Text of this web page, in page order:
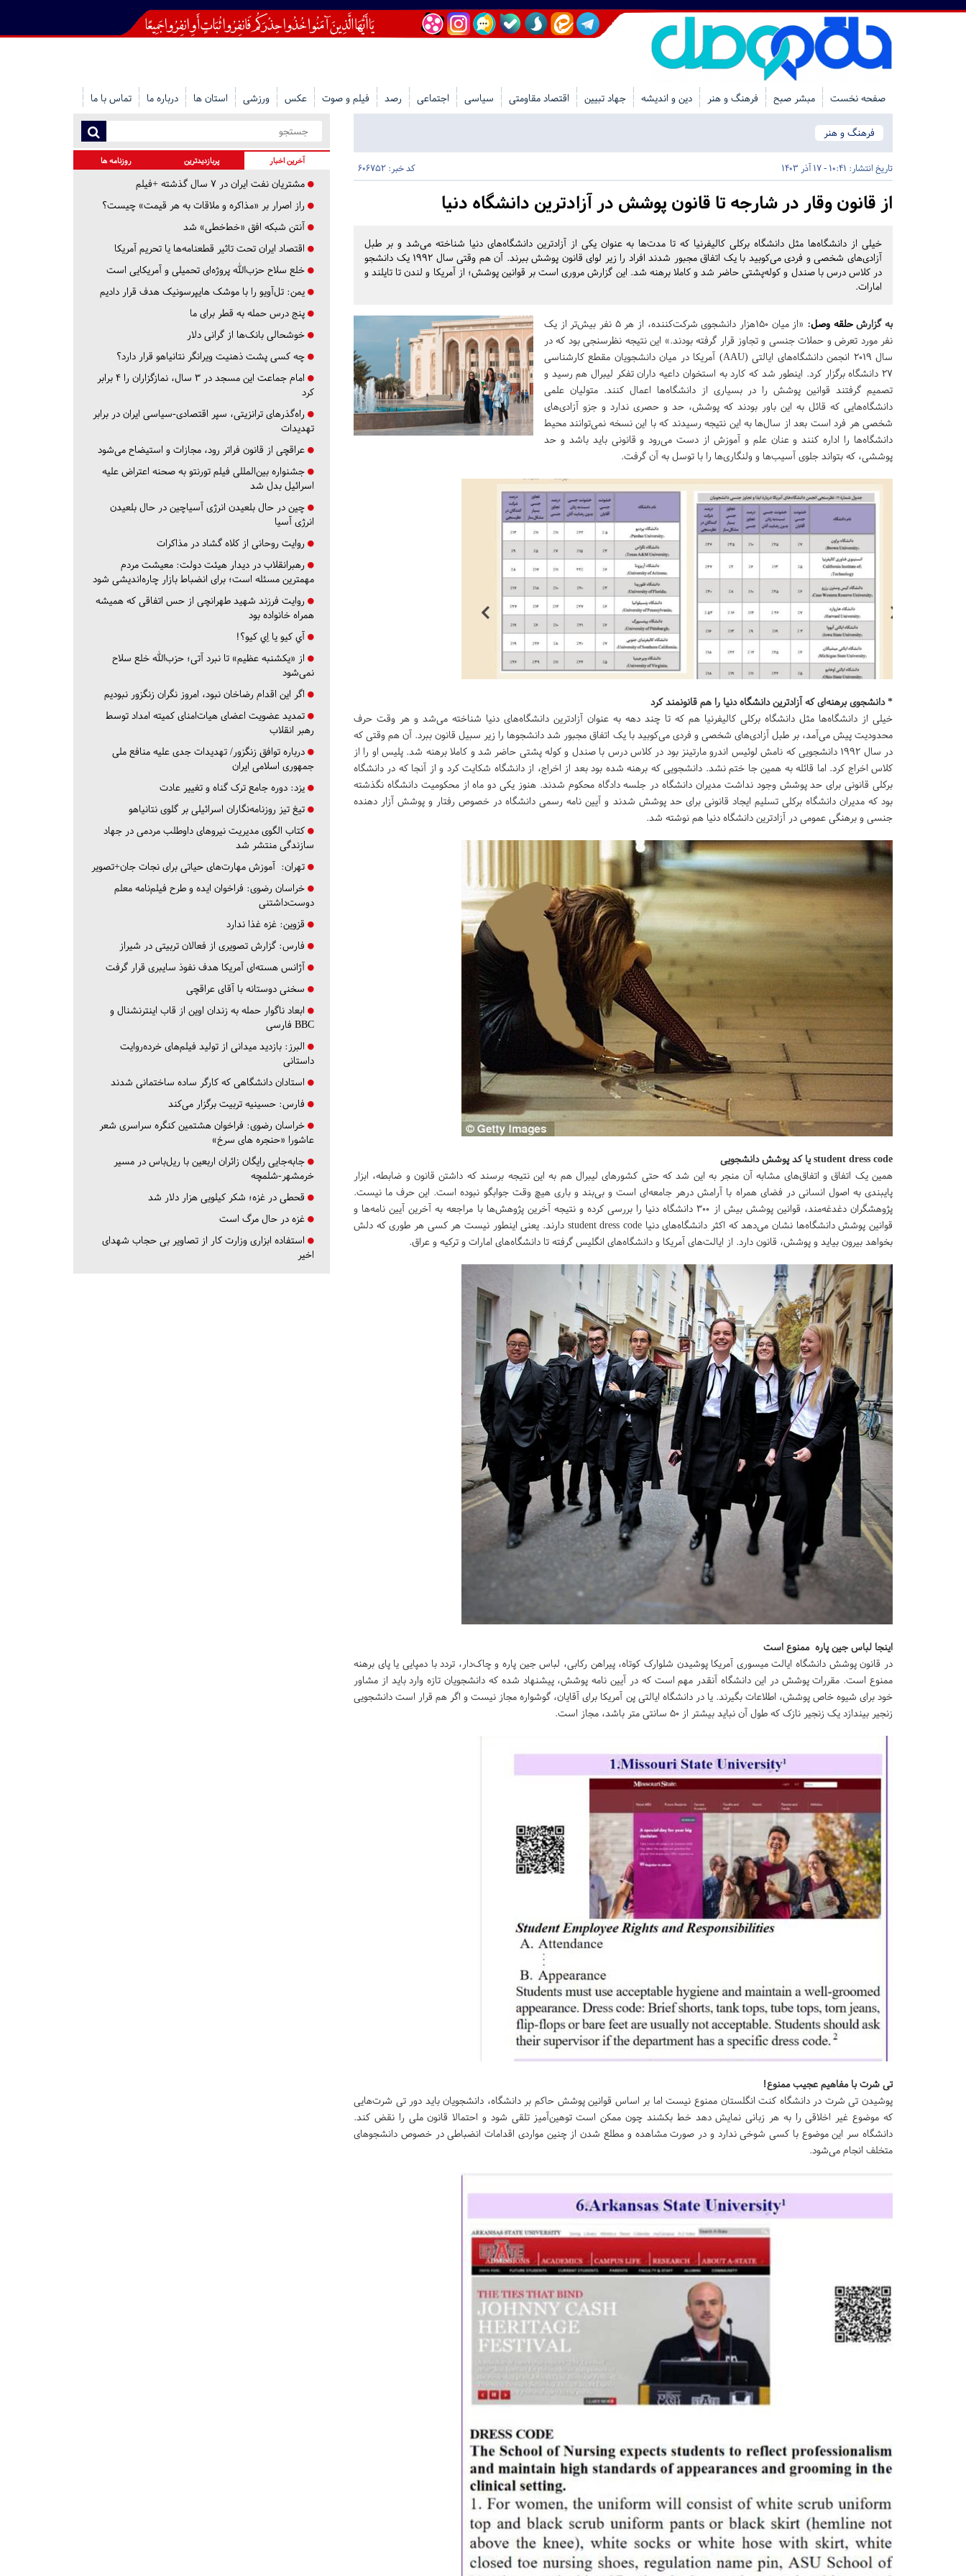
صفحه نخست مبشر صبح فرهنگ و هنر دین و اندیشه جهاد تبیین اقتصاد مقاومتی سیاسی اجتماعی رصد فیلم و صوت عکس ورزشی استان ها درباره ما تماس با ما
فرهنگ و هنر
تاریخ انتشار: 10:41 - 17 آذر 1403 کد خبر: 606752
از قانون وقار در شارجه تا قانون پوشش در آزادترین دانشگاه دنیا
خیلی از دانشگاه‌ها مثل دانشگاه برکلی کالیفرنیا که تا مدت‌ها به عنوان یکی از آزادترین دانشگاه‌های دنیا شناخته می‌شد و بر طبل
آزادی‌های شخصی و فردی می‌کوبید با یک اتفاق مجبور شدند افراد را زیر لوای قانون پوشش ببرند. آن هم وقتی سال ۱۹۹۲ یک دانشجو
در کلاس درس با صندل و کوله‌پشتی حاضر شد و کاملا برهنه شد. این گزارش مروری است بر قوانین پوشش؛ از آمریکا و لندن تا تایلند و
امارات.
به گزارشحلقه وصل:
«از میان 150هزار دانشجوی شرکت‌کننده، از هر 5 نفر بیش‌تر از یک
نفر مورد تعرض و حملات جنسی و تجاوز قرار گرفته بودند.» این نتیجه نظرسنجی بود که در
سال 2019 انجمن دانشگاه‌های ایالتی (AAU) آمریکا در میان دانشجویان مقطع کارشناسی
27 دانشگاه برگزار کرد. اینطور شد که کارد به استخوان داعیه داران تفکر لیبرال هم رسید و
تصمیم گرفتند قوانین پوشش را در بسیاری از دانشگاه‌ها اعمال کنند. متولیان علمی
دانشگاه‌هایی که قائل به این باور بودند که پوشش، حد و حصری ندارد و جزو آزادی‌های
شخصی هر فرد است بعد از سال‌ها به این نتیجه رسیدند که با این نسخه نمی‌توانند محیط
دانشگاه‌ها را اداره کنند و عنان علم و آموزش از دست می‌رود و قانونی باید باشد و حد
پوششی، که بتواند جلوی آسیب‌ها و ولنگاری‌ها را با توسل به آن گرفت.
* دانشجوی برهنه‌ای که آزادترین دانشگاه دنیا را هم قانونمند کرد
خیلی از دانشگاه‌ها مثل دانشگاه برکلی کالیفرنیا هم که تا چند دهه به عنوان آزادترین دانشگاه‌های دنیا شناخته می‌شد و هر وقت حرف
محدودیت پیش می‌آمد، بر طبل آزادی‌های شخصی و فردی می‌کوبید با یک اتفاق مجبور شد دانشجوها را زیر سبیل قانون ببرد. آن هم وقتی که
در سال 1992 دانشجویی که نامش لوئیس اندرو مارتینز بود در کلاس درس با صندل و کوله پشتی حاضر شد و کاملا برهنه شد. پلیس او را از
کلاس اخراج کرد. اما قائله به همین جا ختم نشد. دانشجویی که برهنه شده بود بعد از اخراج، از دانشگاه شکایت کرد و از آنجا که در دانشگاه
برکلی قانونی برای حد پوشش وجود نداشت مدیران دانشگاه در جلسه دادگاه محکوم شدند. هنوز یکی دو ماه از محکومیت دانشگاه نگذشته
بود که مدیران دانشگاه برکلی تسلیم ایجاد قانونی برای حد پوشش شدند و آیین نامه رسمی دانشگاه در خصوص رفتار و پوشش آزار دهنده
جنسی و برهنگی عمومی در آزادترین دانشگاه دنیا هم نوشته شد.
student dress code یا کد پوشش دانشجویی
همین یک اتفاق و اتفاق‌های مشابه آن منجر به این شد که حتی کشورهای لیبرال هم به این نتیجه برسند که داشتن قانون و ضابطه، ابزار
پایبندی به اصول انسانی در فضای همراه با آرامش درهر جامعه‌ای است و بی‌بند و باری هیچ وقت جوابگو نبوده است. این حرف ما نیست.
پژوهشگران دغدغه‌مند، قوانین پوشش بیش از 300 دانشگاه دنیا را بررسی کرده و نتیجه آخرین پژوهش‌ها با مراجعه به آخرین آیین نامه‌ها و
قوانین پوشش دانشگاه‌ها نشان می‌دهد که اکثر دانشگاه‌های دنیا student dress code دارند. یعنی اینطور نیست هر کسی هر طوری که دلش
بخواهد بیرون بیاید و پوشش، قانون دارد. از ایالت‌های آمریکا و دانشگاه‌های انگلیس گرفته تا دانشگاه‌های امارات و ترکیه و عراق.
اینجا لباس جین پاره ممنوع است
در قانون پوشش دانشگاه ایالت میسوری آمریکا پوشیدن شلوارک کوتاه، پیراهن رکابی، لباس جین پاره و چاک‌دار، تردد با دمپایی یا پای برهنه
ممنوع است. مقررات پوشش در این دانشگاه آنقدر مهم است که در آیین نامه پوشش، پیشنهاد شده که دانشجویان تازه وارد باید از مشاور
خود برای شیوه خاص پوشش، اطلاعات بگیرند. یا در دانشگاه ایالتی پن آمریکا برای آقایان، گوشواره مجاز نیست و اگر هم قرار است دانشجویی
زنجیر بیندازد یک زنجیر نازک که طول آن نباید بیشتر از 50 سانتی متر باشد، مجاز است.
تی شرت با مفاهیم عجیب ممنوع!
پوشیدن تی شرت در دانشگاه کنت انگلستان ممنوع نیست اما بر اساس قوانین پوشش حاکم بر دانشگاه، دانشجویان باید دور تی شرت‌هایی
که موضوع غیر اخلاقی را به هر زبانی نمایش دهد خط بکشند چون ممکن است توهین‌آمیز تلقی شود و احتمالا قانون ملی را نقض کند.
دانشگاه سر این موضوع با کسی شوخی ندارد و در صورت مشاهده و مطلع شدن از چنین مواردی اقدامات انضباطی در خصوص دانشجوهای
متخلف انجام می‌شود.
آخرین اخبار پربازدیدترین روزنامه ها
مشتریان نفت ایران در ۷ سال گذشته +فیلم
راز اصرار بر «مذاکره و ملاقات به هر قیمت» چیست؟
آنتن شبکه افق «خط‌خطی» شد
اقتصاد ایران تحت تاثیر قطعنامه‌ها یا تحریم‌ آمریکا
خلع سلاح حزب‌الله پروژه‌ای تحمیلی و آمریکایی است
یمن: تل‌آویو را با موشک هایپرسونیک هدف قرار دادیم
پنج درس‌ حمله به قطر برای ما
خوشحالی بانک‌ها از گرانی دلار
چه کسی پشت ذهنیت ویرانگر نتانیاهو قرار دارد؟
امام جماعت این مسجد در ۳ سال، نمازگزاران را ۴ برابر
کرد
راه‌گذرهای ترانزیتی، سپر اقتصادی-سیاسی ایران در برابر
تهدیدات
عراقچی از قانون فراتر رود، مجازات و استیضاح می‌شود
جشنواره بین‌المللی فیلم تورنتو به صحنه اعتراض علیه
اسرائیل بدل شد
چین در حال بلعیدن انرژی آسیاچین در حال بلعیدن
انرژی آسیا
روایت روحانی از کلاه گشاد در مذاکرات
رهبرانقلاب در دیدار هیئت دولت: معیشت مردم
مهمترین مسئله است؛ برای انضباط بازار چاره‌اندیشی شود
روایت فرزند شهید طهرانچی از حس اتفاقی که همیشه
همراه خانواده بود
آي كيو يا اِي كيو؟!
از «یکشنبه عظیم» تا نبرد آتی؛ حزب‌الله خلع سلاح
نمی‌شود
اگر این اقدام رضاخان نبود، امروز نگران زنگزور نبودیم
تمدید عضویت اعضای هیات‌امنای کمیته امداد توسط
رهبر انقلاب
درباره توافق زنگزور/ تهدیدات جدی علیه منافع ملی
جمهوری اسلامی ایران
یزد: دوره جامع ترک گناه و تغییر عادت
تیغ تیز روزنامه‌نگاران اسرائیلی بر گلوی نتانیاهو
کتاب الگوی مدیریت نیروهای داوطلب مردمی در جهاد
سازندگی منتشر شد
تهران: آموزش مهارت‌های حیاتی برای نجات جان+تصویر
خراسان رضوی: فراخوان ایده و طرح فیلم‌نامه معلم
دوست‌داشتنی
قزوین: غزه غذا ندارد
فارس: گزارش تصویری از فعالان تربیتی در شیراز
آژانس هسته‌ای آمریکا هدف نفوذ سایبری قرار گرفت
سخنی دوستانه با آقای عراقچی
ابعاد ناگوار حمله به زندان اوین از قاب اینترنشنال و
BBC فارسی
البرز: بازدید میدانی از تولید فیلم‌های خرده‌روایت
داستانی
استادان دانشگاهی که کارگر ساده ساختمانی شدند
فارس: حسینیه تربیت برگزار می‌کند
خراسان رضوی: فراخوان هشتمین کنگره سراسری شعر
عاشورا «حنجره های سرخ»
جابه‌جایی رایگان زائران اربعین با ریل‌باس در مسیر
خرمشهر-شلمچه
قحطی در غزه؛ شکر کیلویی هزار دلار شد
غزه در حال مرگ است
استفاده ابزاری وزارت کار از تصاویر بی حجاب شهدای
اخیر